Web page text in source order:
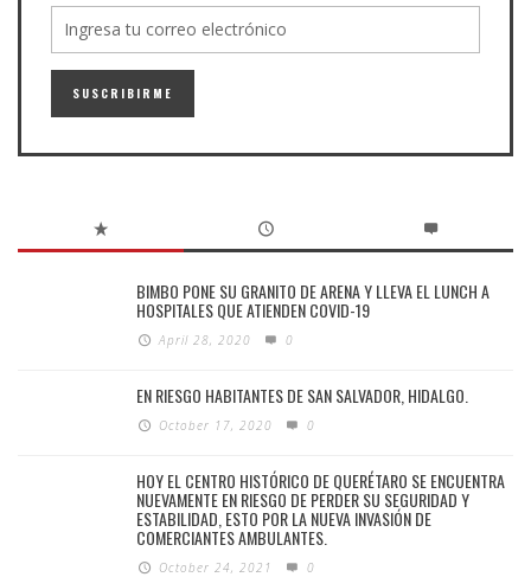
BIMBO PONE SU GRANITO DE ARENA Y LLEVA EL LUNCH A
HOSPITALES QUE ATIENDEN COVID-19
April 28, 2020 0
EN RIESGO HABITANTES DE SAN SALVADOR, HIDALGO.
October 17, 2020 0
HOY EL CENTRO HISTÓRICO DE QUERÉTARO SE ENCUENTRA
NUEVAMENTE EN RIESGO DE PERDER SU SEGURIDAD Y
ESTABILIDAD, ESTO POR LA NUEVA INVASIÓN DE
COMERCIANTES AMBULANTES.
October 24, 2021 0